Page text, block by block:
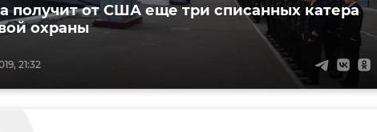
21:32
получит от США еще три списанных катера
охраны